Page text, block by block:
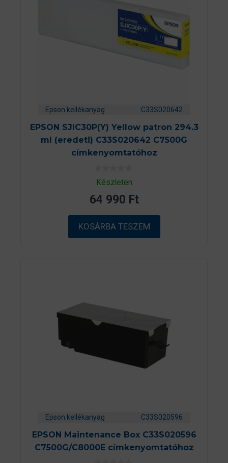
Epson kellékanyag C33S020642
EPSON SJIC30P(Y) Yellow patron 294.3
ml (eredeti) C33S020642 C7500G
címkenyomtatóhoz
0
a
5
b
ő
l
Készleten
64 990 Ft
KOSÁRBA TESZEM
Epson kellékanyag C33S020596
EPSON Maintenance Box C33S020596
C7500G/C8000E címkenyomtatóhoz